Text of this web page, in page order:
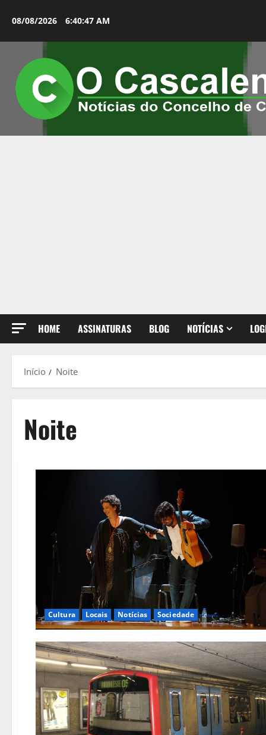
para08/08/2026 6:40:48 AM
HOME ASSINATURAS BLOG NOTÍCIAS
Início Noite
Noite
Cultura Locais Notícias Sociedade